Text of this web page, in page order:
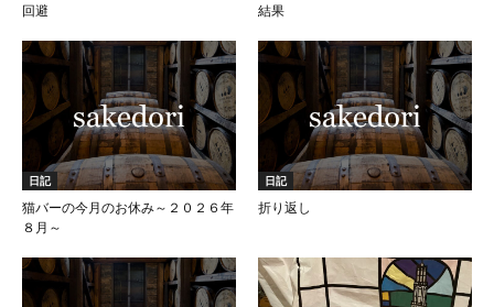
回避
結果
日記
猫バーの今月のお休み～２０２６年
８月～
日記
折り返し